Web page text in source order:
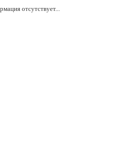
отсутствует...